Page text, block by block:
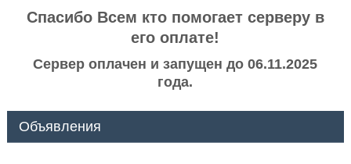
Спасибо Всем кто помогает серверу в
его оплате!
Сервер оплачен и запущен до 06.11.2025
года.
Объявления